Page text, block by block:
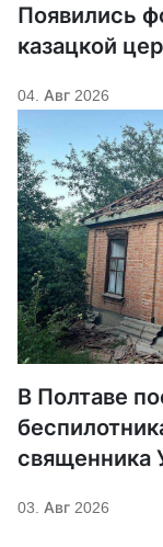
Появились
казацкой
04. Авг 2026
В Полтаве
священника
03. Авг 2026